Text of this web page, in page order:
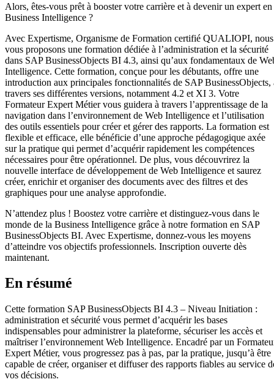
Alors, êtes-vous prêt à booster votre carrière et à devenir un expert en
Business Intelligence ?
Avec Expertisme, Organisme de Formation certifié QUALIOPI, nous
vous proposons une formation dédiée à l’administration et la sécurité
dans SAP BusinessObjects BI 4.3, ainsi qu’aux fondamentaux de
Intelligence. Cette formation, conçue pour les débutants, offre une
introduction aux principales fonctionnalités de SAP BusinessObjects,
travers ses différentes versions, notamment 4.2 et XI 3. Votre
Formateur Expert Métier vous guidera à travers l’apprentissage de la
navigation dans l’environnement de Web Intelligence et l’utilisation
des outils essentiels pour créer et gérer des rapports. La formation est
flexible et efficace, elle bénéficie d’une approche pédagogique axée
sur la pratique qui permet d’acquérir rapidement les compétences
nécessaires pour être opérationnel. De plus, vous découvrirez la
nouvelle interface de développement de Web Intelligence et saurez
créer, enrichir et organiser des documents avec des filtres et des
graphiques pour une analyse approfondie.
N’attendez plus ! Boostez votre carrière et distinguez-vous dans le
monde de la Business Intelligence grâce à notre formation en SAP
BusinessObjects BI. Avec Expertisme, donnez-vous les moyens
d’atteindre vos objectifs professionnels. Inscription ouverte dès
maintenant.
En résumé
Cette formation SAP BusinessObjects BI 4.3 – Niveau Initiation :
administration et sécurité vous permet d’acquérir les bases
indispensables pour administrer la plateforme, sécuriser les accès et
maîtriser l’environnement Web Intelligence. Encadré par un
Expert Métier, vous progressez pas à pas, par la pratique, jusqu’à être
capable de créer, organiser et diffuser des rapports fiables au service
vos décisions.